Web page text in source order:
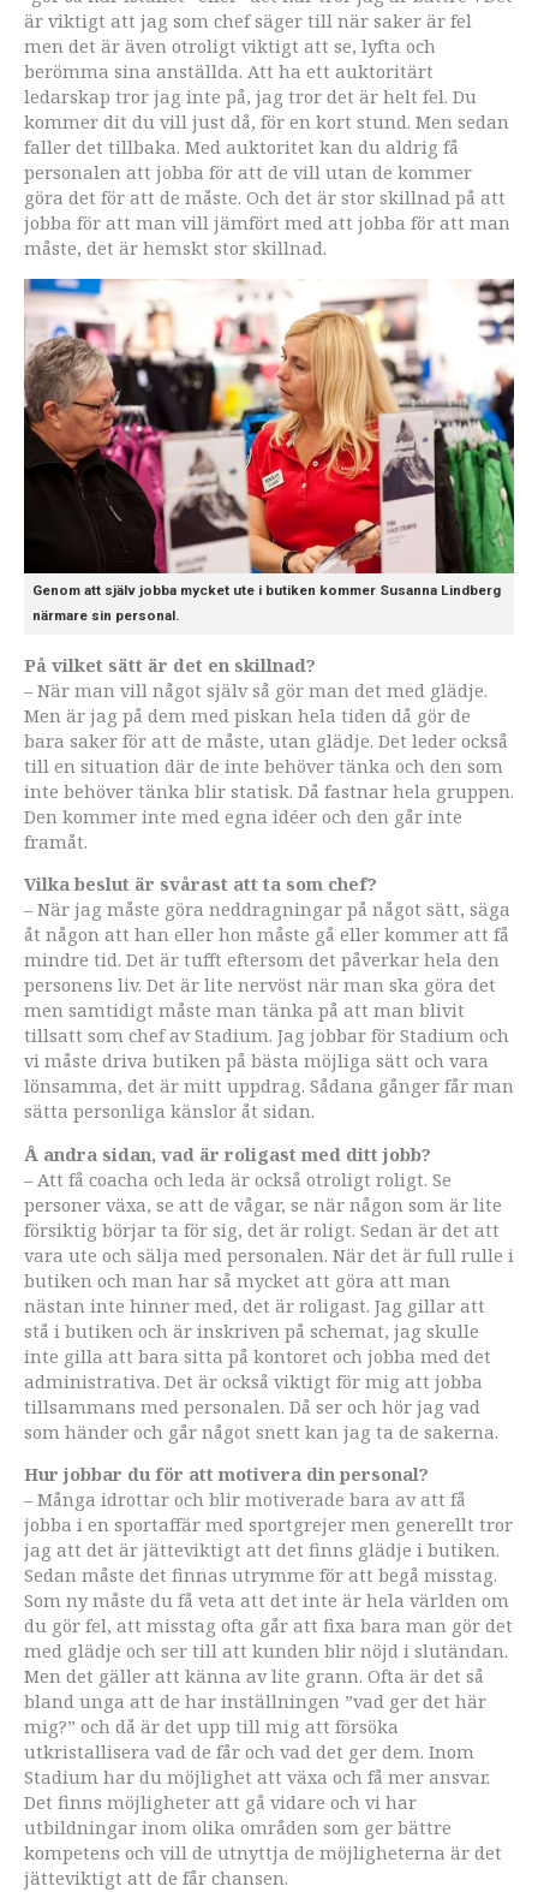
är viktigt att jag som chef säger till när saker är fel
men det är även otroligt viktigt att se, lyfta och
berömma sina anställda. Att ha ett auktoritärt
ledarskap tror jag inte på, jag tror det är helt fel. Du
kommer dit du vill just då, för en kort stund. Men sedan
faller det tillbaka. Med auktoritet kan du aldrig få
personalen att jobba för att de vill utan de kommer
göra det för att de måste. Och det är stor skillnad på att
jobba för att man vill jämfört med att jobba för att man
måste, det är hemskt stor skillnad.
Genom att själv jobba mycket ute i butiken kommer Susanna Lindberg
närmare sin personal.
På vilket sätt är det en skillnad?
– När man vill något själv så gör man det med glädje.
Men är jag på dem med piskan hela tiden då gör de
bara saker för att de måste, utan glädje. Det leder också
till en situation där de inte behöver tänka och den som
inte behöver tänka blir statisk. Då fastnar hela gruppen.
Den kommer inte med egna idéer och den går inte
framåt.
Vilka beslut är svårast att ta som chef?
– När jag måste göra neddragningar på något sätt, säga
åt någon att han eller hon måste gå eller kommer att få
mindre tid. Det är tufft eftersom det påverkar hela den
personens liv. Det är lite nervöst när man ska göra det
men samtidigt måste man tänka på att man blivit
tillsatt som chef av Stadium. Jag jobbar för Stadium och
vi måste driva butiken på bästa möjliga sätt och vara
lönsamma, det är mitt uppdrag. Sådana gånger får man
sätta personliga känslor åt sidan.
Å andra sidan, vad är roligast med ditt jobb?
– Att få coacha och leda är också otroligt roligt. Se
personer växa, se att de vågar, se när någon som är lite
försiktig börjar ta för sig, det är roligt. Sedan är det att
vara ute och sälja med personalen. När det är full rulle i
butiken och man har så mycket att göra att man
nästan inte hinner med, det är roligast. Jag gillar att
stå i butiken och är inskriven på schemat, jag skulle
inte gilla att bara sitta på kontoret och jobba med det
administrativa. Det är också viktigt för mig att jobba
tillsammans med personalen. Då ser och hör jag vad
som händer och går något snett kan jag ta de sakerna.
Hur jobbar du för att motivera din personal?
– Många idrottar och blir motiverade bara av att få
jobba i en sportaffär med sportgrejer men generellt tror
jag att det är jätteviktigt att det finns glädje i butiken.
Sedan måste det finnas utrymme för att begå misstag.
Som ny måste du få veta att det inte är hela världen om
du gör fel, att misstag ofta går att fixa bara man gör det
med glädje och ser till att kunden blir nöjd i slutändan.
Men det gäller att känna av lite grann. Ofta är det så
bland unga att de har inställningen ”vad ger det här
mig?” och då är det upp till mig att försöka
utkristallisera vad de får och vad det ger dem. Inom
Stadium har du möjlighet att växa och få mer ansvar.
Det finns möjligheter att gå vidare och vi har
utbildningar inom olika områden som ger bättre
kompetens och vill de utnyttja de möjligheterna är det
jätteviktigt att de får chansen.